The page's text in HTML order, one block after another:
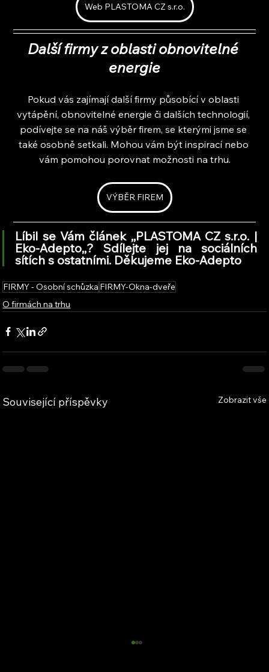
Web PLASTOMA CZ s.r.o.
Další firmy z oblasti obnovitelné
energie
Pokud vás zajímají další firmy působící v oblasti
vytápění, obnovitelné energie či dalších technologií,
podívejte se na náš výběr firem, se kterými jsme se
také osobně setkali. Mohou vám být inspirací nebo
vám pomohou porovnat možnosti na trhu.
VÝBĚR FIREM
Líbil se Vám článek ,,PLASTOMA CZ s.r.o. |
Eko-Adepto,,? Sdílejte jej na sociálních
sítích s ostatními. Děkujeme Eko-Adepto
FIRMY - Osobní schůzka FIRMY-Okna-dveře
O firmách na trhu
Související příspěvky Zobrazit vše